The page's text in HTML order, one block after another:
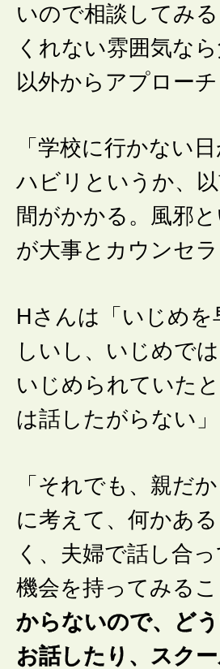
いので相談してみ
くれない雰囲気な
以外からアプロー
「学校に行かない
ハビリというか、
間がかかる。風邪
が大事とカウンセ
Hさんは「いじめ
しいし、いじめで
いじめられていた
は話したがらない」
「それでも、親だ
に考えて、何かあ
く、夫婦で話し合
機会を持ってみるこ
からないので、ど
お話したり、スク